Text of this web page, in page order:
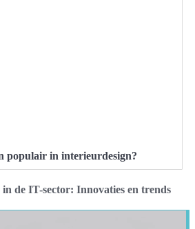
populair in interieurdesign?
de IT-sector: Innovaties en trends